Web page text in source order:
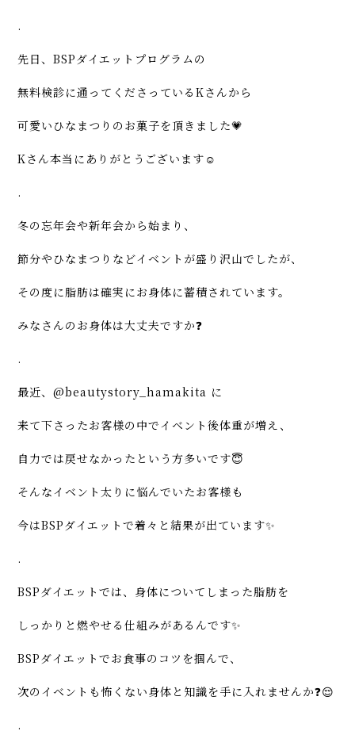
.
先日、BSPダイエットプログラムの
無料検診に通ってくださっているKさんから
可愛いひなまつりのお菓子を頂きました💗
Kさん本当にありがとうございます☺️
.
冬の忘年会や新年会から始まり、
節分やひなまつりなどイベントが盛り沢山でしたが、
その度に脂肪は確実にお身体に蓄積されています。
みなさんのお身体は大丈夫ですか❓
.
最近、@beautystory_hamakita に
来て下さったお客様の中でイベント後体重が増え、
自力では戻せなかったという方多いです😇
そんなイベント太りに悩んでいたお客様も
今はBSPダイエットで着々と結果が出ています✨
.
BSPダイエットでは、身体についてしまった脂肪を
しっかりと燃やせる仕組みがあるんです✨
BSPダイエットでお食事のコツを掴んで、
次のイベントも怖くない身体と知識を手に入れませんか❓😌
.